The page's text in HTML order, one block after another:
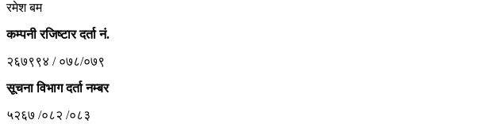
रमेश बम
कम्पनी रजिष्टार दर्ता नं.
२६७९९४ / ०७८/०७९
सूचना विभाग दर्ता नम्बर
५२६७ /०८२ /०८३